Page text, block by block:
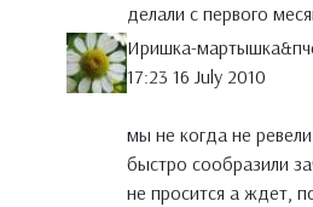
делали с первого
Иришка-
17:23 16 July 2010
мы не когда не
быстро сообразили
не просится а ждет,